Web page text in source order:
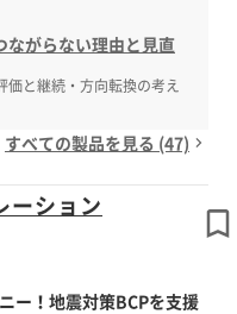
ながらない理由と見直
価と継続・方向転換の考え
すべての製品を見る (47)
ーション
ー！地震対策BCPを支援